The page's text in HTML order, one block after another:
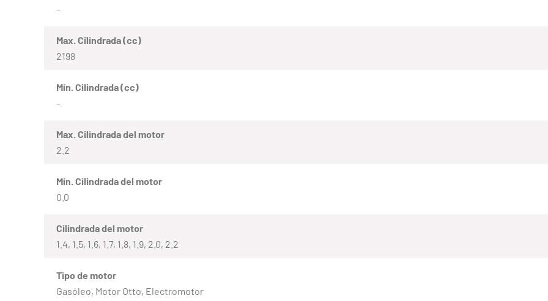
–
Max. Cilindrada (cc)
2198
Mín. Cilindrada (cc)
–
Max. Cilindrada del motor
2.2
Mín. Cilindrada del motor
0.0
Cilindrada del motor
1.4, 1.5, 1.6, 1.7, 1.8, 1.9, 2.0, 2.2
Tipo de motor
Gasóleo, Motor Otto, Electromotor